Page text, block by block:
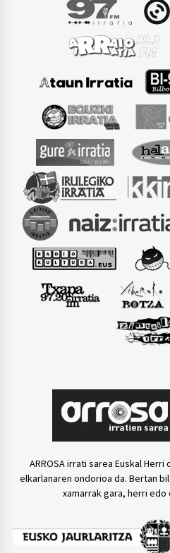
Arrosaren
2021/06/30
ARROSA irrati sarea Euskal
elkarlanaren ondorioa da. Bertan
xamarrak gara, herri edo